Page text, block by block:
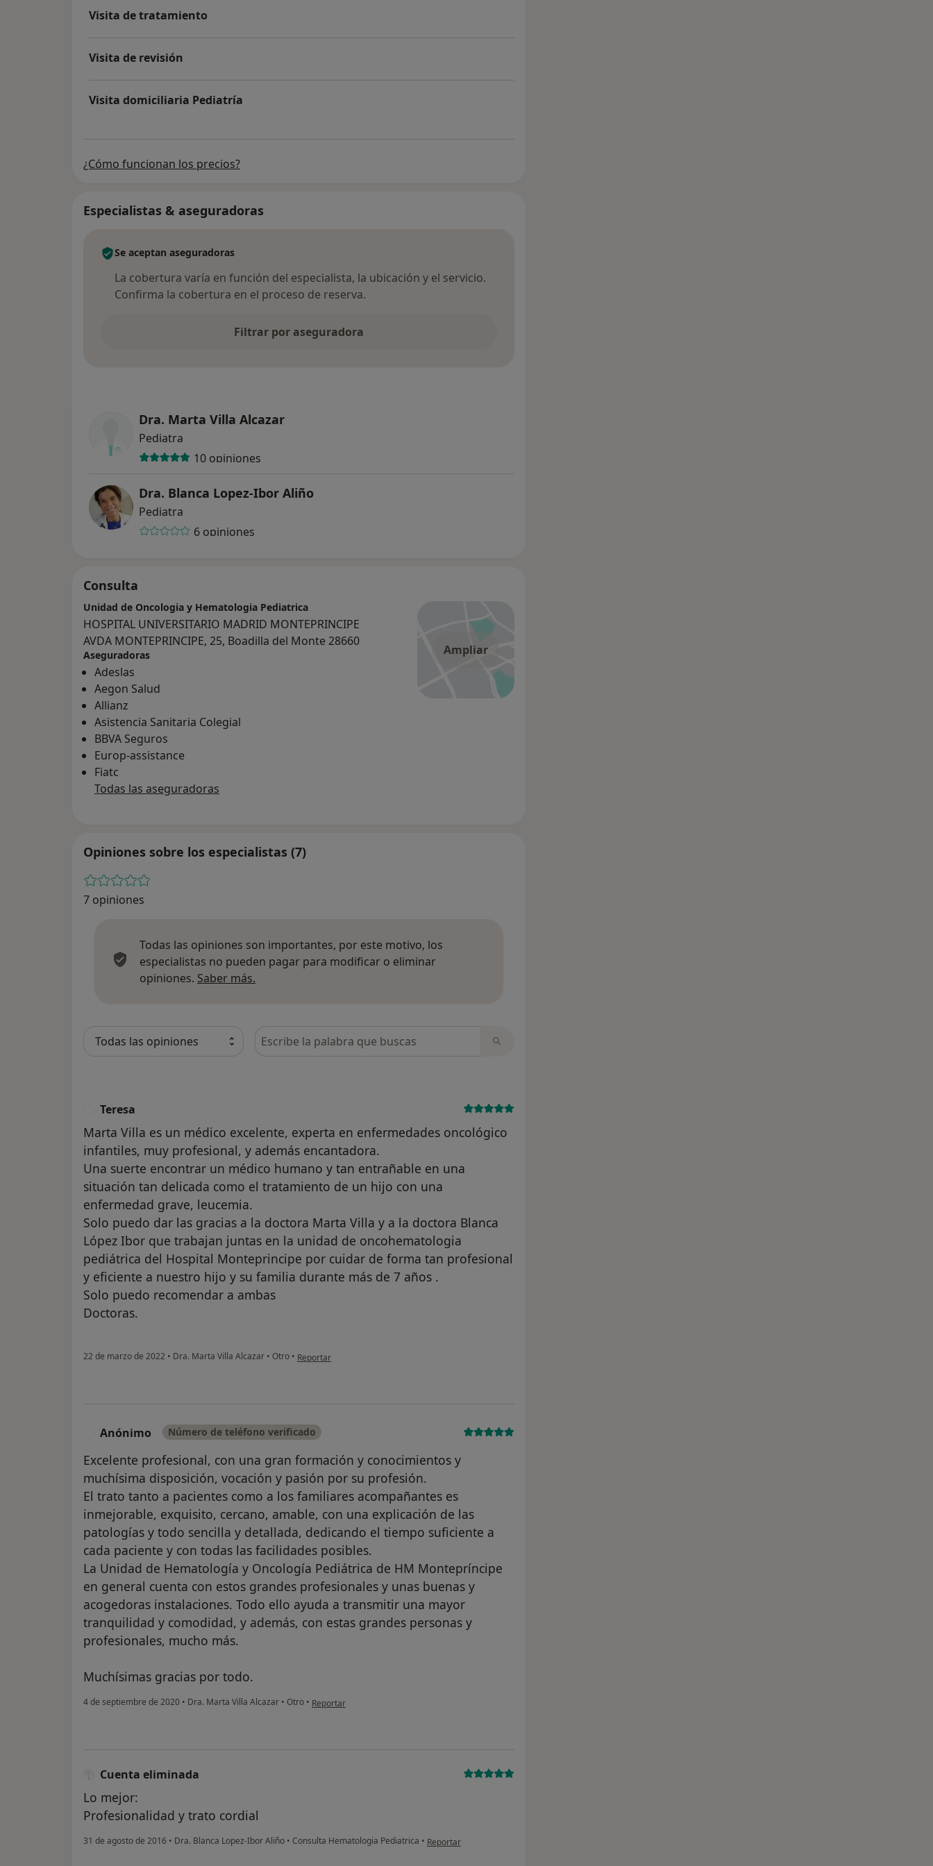
Visita de tratamiento
Visita de revisión
Visita domiciliaria Pediatría
¿Cómo funcionan los precios?
Especialistas & aseguradoras
Se aceptan aseguradoras
La cobertura varía en función del especialista, la ubicación y el servicio.
Confirma la cobertura en el proceso de reserva.
Filtrar por aseguradora
Dra. Marta Villa Alcazar
Pediatra
10 opiniones
Dra. Blanca Lopez-Ibor Aliño
Pediatra
6 opiniones
Consulta
Ampliar
Unidad de Oncologia y Hematologia Pediatrica
HOSPITAL UNIVERSITARIO MADRID MONTEPRINCIPE
AVDA MONTEPRINCIPE, 25, Boadilla del Monte 28660
Aseguradoras
Adeslas
Aegon Salud
Allianz
Asistencia Sanitaria Colegial
BBVA Seguros
Europ-assistance
Fiatc
Todas las aseguradoras
Opiniones sobre los especialistas (7)
7 opiniones
Todas las opiniones son importantes, por este motivo, los
especialistas no pueden pagar para modificar o eliminar
opiniones. Saber más.
Busca en opiniones
Teresa
Marta Villa es un médico excelente, experta en enfermedades oncológico
infantiles, muy profesional, y además encantadora.
Una suerte encontrar un médico humano y tan entrañable en una
situación tan delicada como el tratamiento de un hijo con una
enfermedad grave, leucemia.
Solo puedo dar las gracias a la doctora Marta Villa y a la doctora Blanca
López Ibor que trabajan juntas en la unidad de oncohematologia
pediátrica del Hospital Monteprincipe por cuidar de forma tan profesional
y eficiente a nuestro hijo y su familia durante más de 7 años .
Solo puedo recomendar a ambas
Doctoras.
22 de marzo de 2022 • Dra. Marta Villa Alcazar • Otro • en opinión del usuario Teresa
Reportar
Anónimo Número de teléfono verificado
Excelente profesional, con una gran formación y conocimientos y
muchísima disposición, vocación y pasión por su profesión.
El trato tanto a pacientes como a los familiares acompañantes es
inmejorable, exquisito, cercano, amable, con una explicación de las
patologías y todo sencilla y detallada, dedicando el tiempo suficiente a
cada paciente y con todas las facilidades posibles.
La Unidad de Hematología y Oncología Pediátrica de HM Montepríncipe
en general cuenta con estos grandes profesionales y unas buenas y
acogedoras instalaciones. Todo ello ayuda a transmitir una mayor
tranquilidad y comodidad, y además, con estas grandes personas y
profesionales, mucho más.
Muchísimas gracias por todo.
4 de septiembre de 2020 • Dra. Marta Villa Alcazar • Otro • en opinión del usuario Anónimo
Reportar
Cuenta eliminada
Lo mejor:
Profesionalidad y trato cordial
31 de agosto de 2016 • Dra. Blanca Lopez-Ibor Aliño • Consulta Hematologia Pediatrica • en opinión del usuario Cuenta eliminada
Reportar